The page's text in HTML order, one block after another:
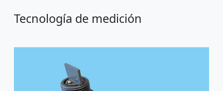
Tecnología de medición